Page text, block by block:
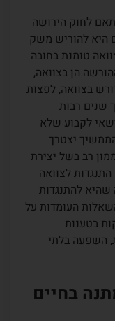
לחוק הירושה
היא להוריש משק
טומנת בחובה
הן בצוואה,
בצוואה, לפצות
שנים רבות
לקבוע שלא
יצטרך
רב בשל יצירת
לצוואה
להתנגדות
העומדות על
בטענות
השפעה בלתי
בחיים